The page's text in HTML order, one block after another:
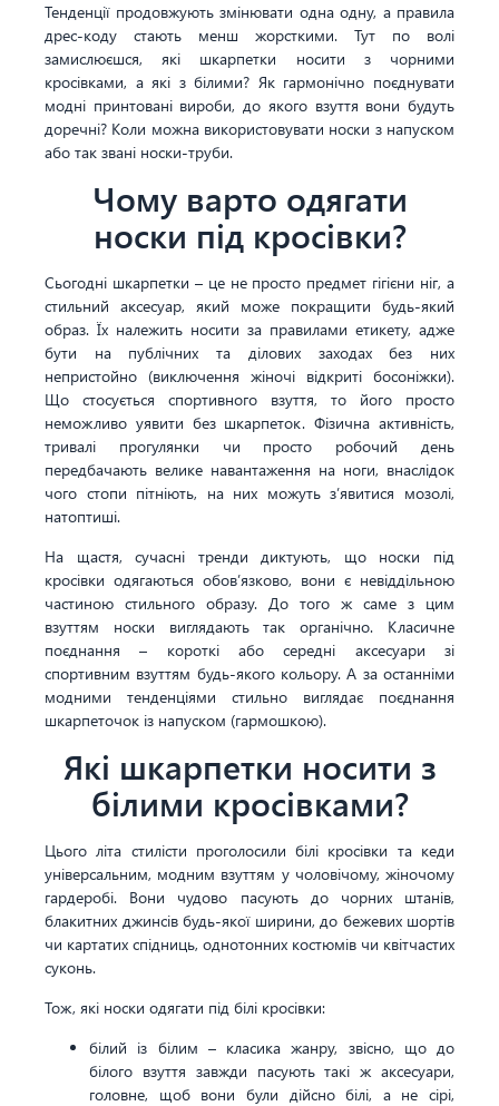
Тенденції продовжують змінювати одна одну, а правила
дрес-коду стають менш жорсткими. Тут по волі
замислюєшся, які шкарпетки носити з чорними
кросівками, а які з білими? Як гармонічно поєднувати
модні принтовані вироби, до якого взуття вони будуть
доречні? Коли можна використовувати носки з напуском
або так звані носки-труби.
Чому варто одягати
носки під кросівки?
Сьогодні шкарпетки – це не просто предмет гігієни ніг, а
стильний аксесуар, який може покращити будь-який
образ. Їх належить носити за правилами етикету, адже
бути на публічних та ділових заходах без них
непристойно (виключення жіночі відкриті босоніжки).
Що стосується спортивного взуття, то його просто
неможливо уявити без шкарпеток. Фізична активність,
тривалі прогулянки чи просто робочий день
передбачають велике навантаження на ноги, внаслідок
чого стопи пітніють, на них можуть з’явитися мозолі,
натоптиші.
На щастя, сучасні тренди диктують, що носки під
кросівки одягаються обов’язково, вони є невіддільною
частиною стильного образу. До того ж саме з цим
взуттям носки виглядають так органічно. Класичне
поєднання – короткі або середні аксесуари зі
спортивним взуттям будь-якого кольору. А за останніми
модними тенденціями стильно виглядає поєднання
шкарпеточок із напуском (гармошкою).
Які шкарпетки носити з
білими кросівками?
Цього літа стилісти проголосили білі кросівки та кеди
універсальним, модним взуттям у чоловічому, жіночому
гардеробі. Вони чудово пасують до чорних штанів,
блакитних джинсів будь-якої ширини, до бежевих шортів
чи картатих спідниць, однотонних костюмів чи квітчастих
суконь.
Тож, які носки одягати під білі кросівки:
білий із білим – класика жанру, звісно, що до
білого взуття завжди пасують такі ж аксесуари,
головне, щоб вони були дійсно білі, а не сірі,